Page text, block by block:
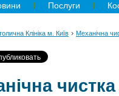
Послуги
Клініка м. Київ › Механічна